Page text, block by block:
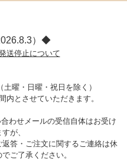
）◆
送停止について
曜・日曜・祝日を除く）
内とさせていただきます。
わせメールの受信自体はお受け
が、
答・ご注文に関するご連絡は休
ご了承ください。